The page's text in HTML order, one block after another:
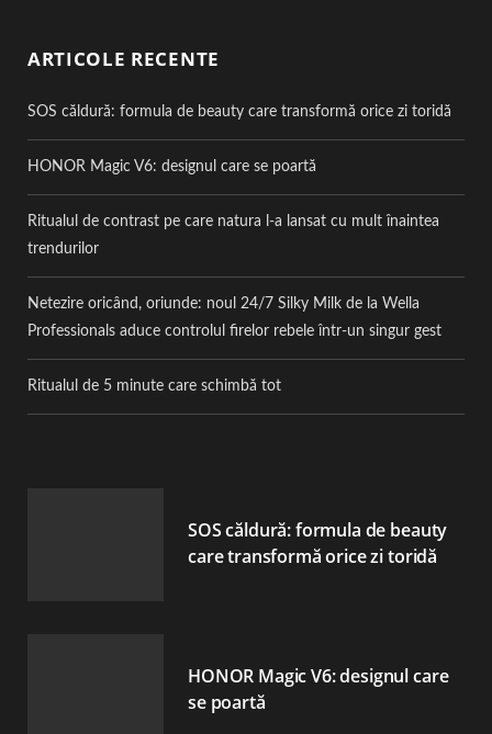
ARTICOLE RECENTE
SOS căldură: formula de beauty care transformă orice zi toridă
HONOR Magic V6: designul care se poartă
Ritualul de contrast pe care natura l-a lansat cu mult înaintea
trendurilor
Netezire oricând, oriunde: noul 24/7 Silky Milk de la Wella
Professionals aduce controlul firelor rebele într-un singur gest
Ritualul de 5 minute care schimbă tot
SOS căldură: formula de beauty
care transformă orice zi toridă
HONOR Magic V6: designul care
se poartă